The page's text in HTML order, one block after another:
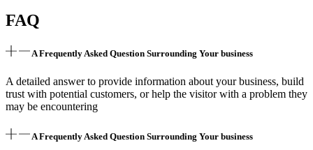
FAQ
A Frequently Asked Question Surrounding Your business
A detailed answer to provide information about your business, build
trust with potential customers, or help the visitor with a problem they
may be encountering
A Frequently Asked Question Surrounding Your business